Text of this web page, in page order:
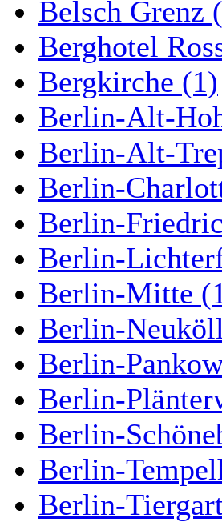
Belsch Grenz
Berghotel
Bergkirche (1)
Berlin-Alt-
Berlin-Alt-
Berlin-
Berlin-
Berlin-
Berlin-Mitte
Berlin-
Berlin-
Berlin-
Berlin-
Berlin-
Berlin-